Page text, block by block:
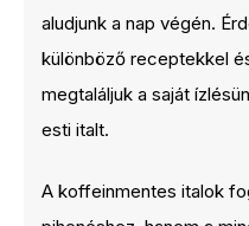
aludjunk a nap végén.
különböző receptekkel
megtaláljuk a saját
esti italt.
A koffeinmentes italok